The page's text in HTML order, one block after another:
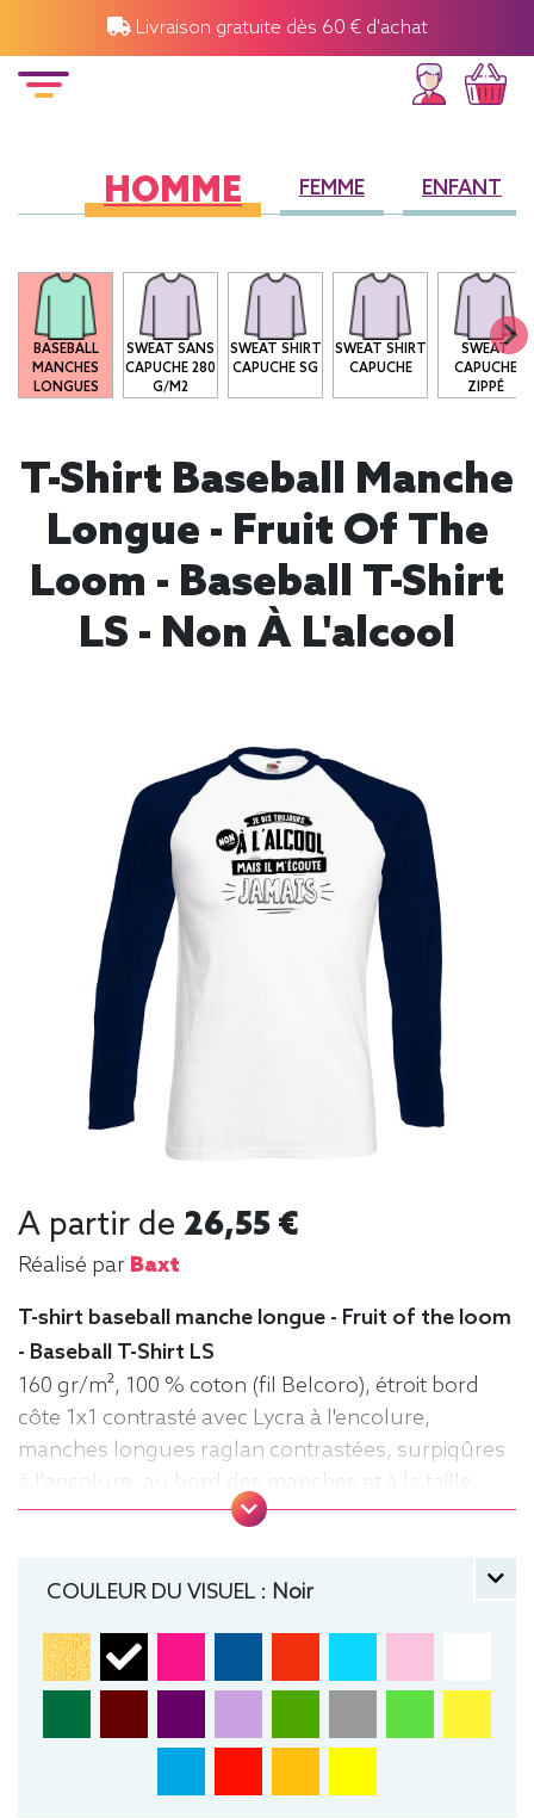
Livraison gratuite dès 60 € d'achat
HOMME FEMME ENFANT
BASEBALL
MANCHES
LONGUES
SWEAT SANS
CAPUCHE 280
G/M2
SWEAT SHIRT
CAPUCHE SG
SWEAT SHIRT
CAPUCHE
SWEAT
CAPUCHE
ZIPPÉ
T-Shirt Baseball Manche
Longue - Fruit Of The
Loom - Baseball T-Shirt
LS - Non À L'alcool
A partir de 26,55 €
Réalisé par Baxt
T-shirt baseball manche longue - Fruit of the loom
- Baseball T-Shirt LS
160 gr/m², 100 % coton (fil Belcoro), étroit bord
côte 1x1 contrasté avec Lycra à l'encolure,
manches longues raglan contrastées, surpiqûres
à l'encolure, au bord des manches et à la taille,
matériau tubulaire. Tee baseball, Tee-shirt,
COULEUR DU VISUEL : Noir